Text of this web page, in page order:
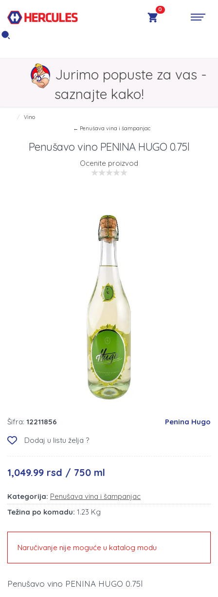
0
Jurimo popuste za vas -
saznajte kako!
Vino
← Penušava vina i šampanjac
Penušavo vino PENINA HUGO 0.75l
Ocenite proizvod
Šifra: 12211856
Dodaj u listu želja ?
Penina Hugo
1,049.99 rsd / 750 ml
Kategorija: Penušava vina i šampanjac
Težina po komadu: 1.23 Kg
Naručivanje nije moguće u katalog modu
Penušavo vino PENINA HUGO 0.75l